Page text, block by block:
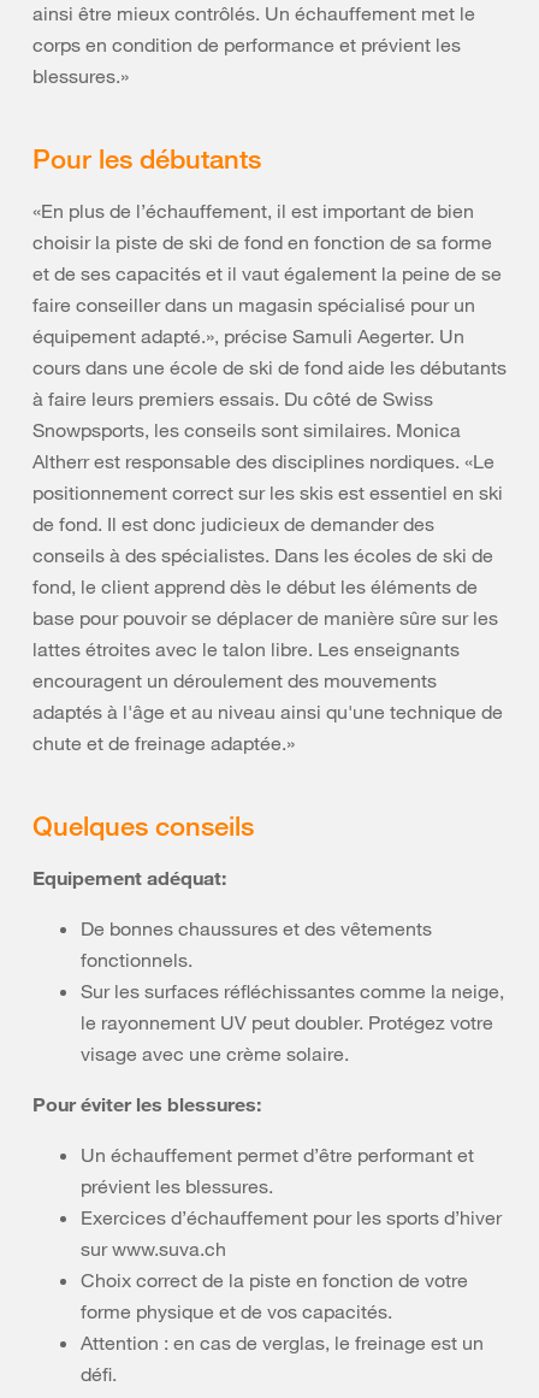
ainsi être mieux contrôlés. Un échauffement met le
corps en condition de performance et prévient les
blessures.»
Pour les débutants
«En plus de l’échauffement, il est important de bien
choisir la piste de ski de fond en fonction de sa forme
et de ses capacités et il vaut également la peine de se
faire conseiller dans un magasin spécialisé pour un
équipement adapté.», précise Samuli Aegerter. Un
cours dans une école de ski de fond aide les débutants
à faire leurs premiers essais. Du côté de Swiss
Snowpsports, les conseils sont similaires. Monica
Altherr est responsable des disciplines nordiques. «Le
positionnement correct sur les skis est essentiel en ski
de fond. Il est donc judicieux de demander des
conseils à des spécialistes. Dans les écoles de ski de
fond, le client apprend dès le début les éléments de
base pour pouvoir se déplacer de manière sûre sur les
lattes étroites avec le talon libre. Les enseignants
encouragent un déroulement des mouvements
adaptés à l'âge et au niveau ainsi qu'une technique de
chute et de freinage adaptée.»
Quelques conseils
Equipement adéquat:
De bonnes chaussures et des vêtements
fonctionnels.
Sur les surfaces réfléchissantes comme la neige,
le rayonnement UV peut doubler. Protégez votre
visage avec une crème solaire.
Pour éviter les blessures:
Un échauffement permet d’être performant et
prévient les blessures.
Exercices d’échauffement pour les sports d’hiver
sur www.suva.ch
Choix correct de la piste en fonction de votre
forme physique et de vos capacités.
Attention : en cas de verglas, le freinage est un
défi.